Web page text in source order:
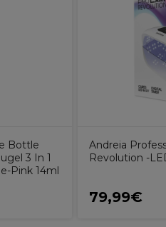
Bottle
3 In 1
Pink 14ml
Andreia
Revolution -
79,99€